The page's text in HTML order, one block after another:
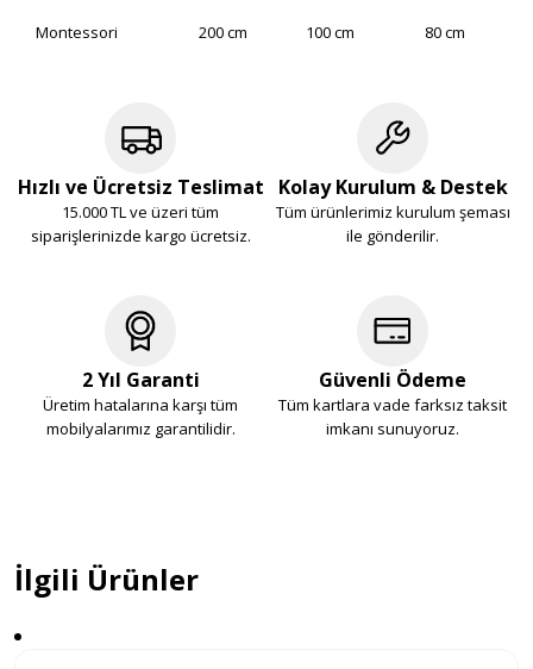
Montessori 200 cm 100 cm 80 cm
Hızlı ve Ücretsiz Teslimat
15.000 TL ve üzeri tüm
siparişlerinizde kargo ücretsiz.
Kolay Kurulum & Destek
Tüm ürünlerimiz kurulum şeması
ile gönderilir.
2 Yıl Garanti
Üretim hatalarına karşı tüm
mobilyalarımız garantilidir.
Güvenli Ödeme
Tüm kartlara vade farksız taksit
imkanı sunuyoruz.
İlgili Ürünler